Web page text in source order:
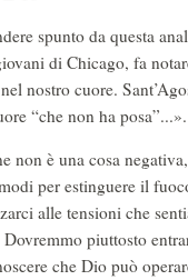
spunto da questa
di Chicago, fa
nostro cuore.
“che non ha posa”...».
non è una cosa
per estinguere il
alle tensioni che
piuttosto
che Dio può